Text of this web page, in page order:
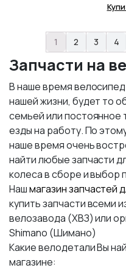
1 2 3 4
Запчасти на
В наше время
нашей жизни, будет то
семьей или постоянное
езды на работу. По
наше время очень
найти любые запчасти
колеса в сборе и выбор
Нашмагазин запчастей
купить запчасти всеми
велозавода (ХВЗ) или
Shimano (Шимано)
Какие велодетали Вы
магазине: